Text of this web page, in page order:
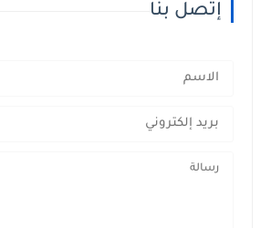
إتصل بنا